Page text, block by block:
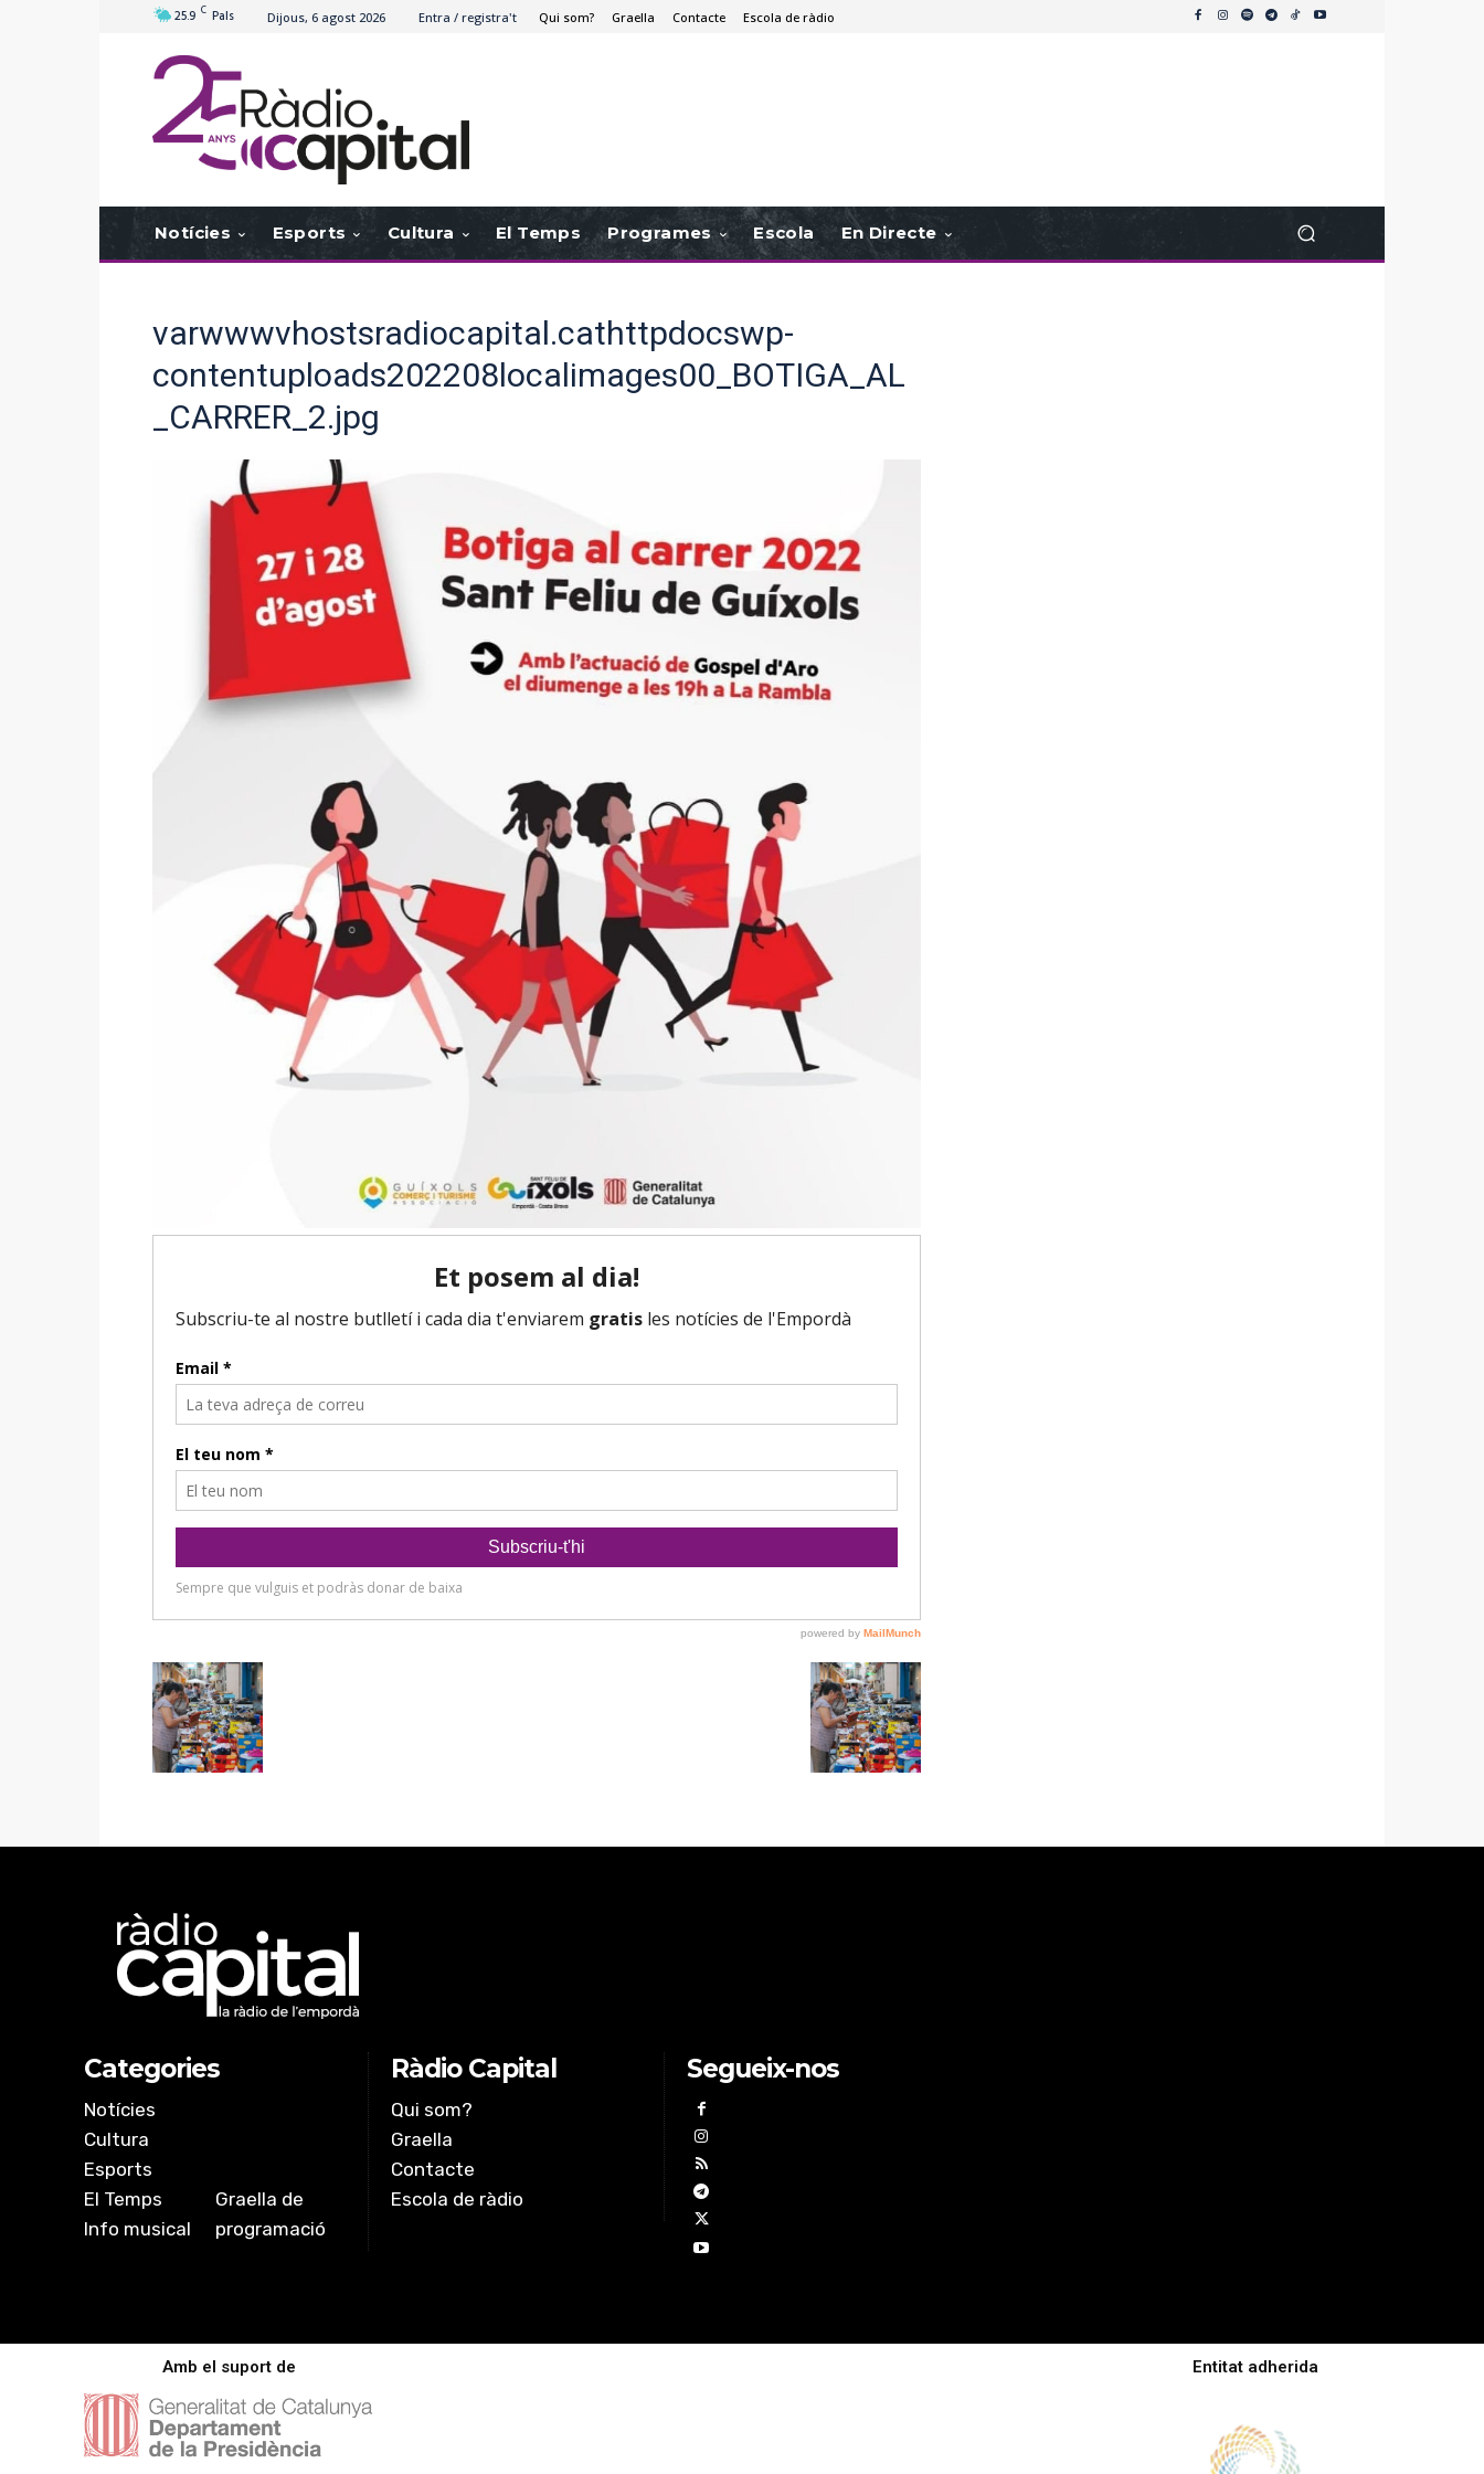
25.9 C Pals Dijous, 6 agost 2026 Entra / registra't Qui som? Graella Contacte Escola de ràdio
Notícies Esports Cultura El Temps Programes Escola En Directe
varwwwvhostsradiocapital.cathttpdocswp-
contentuploads202208localimages00_BOTIGA_AL
_CARRER_2.jpg
Categories
Notícies
Cultura
Esports
El Temps
Info musical
Graella de
programació
Ràdio Capital
Qui som?
Graella
Contacte
Escola de ràdio
Segueix-nos
Amb el suport de Entitat adherida